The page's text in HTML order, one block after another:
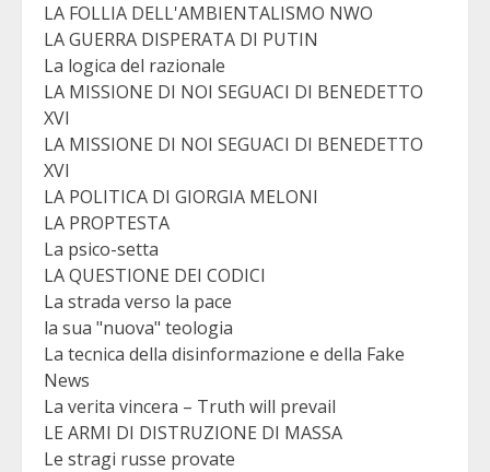
LA FOLLIA DELL'AMBIENTALISMO NWO
LA GUERRA DISPERATA DI PUTIN
La logica del razionale
LA MISSIONE DI NOI SEGUACI DI BENEDETTO
XVI
LA MISSIONE DI NOI SEGUACI DI BENEDETTO
XVI
LA POLITICA DI GIORGIA MELONI
LA PROPTESTA
La psico-setta
LA QUESTIONE DEI CODICI
La strada verso la pace
la sua "nuova" teologia
La tecnica della disinformazione e della Fake
News
La verita vincera – Truth will prevail
LE ARMI DI DISTRUZIONE DI MASSA
Le stragi russe provate